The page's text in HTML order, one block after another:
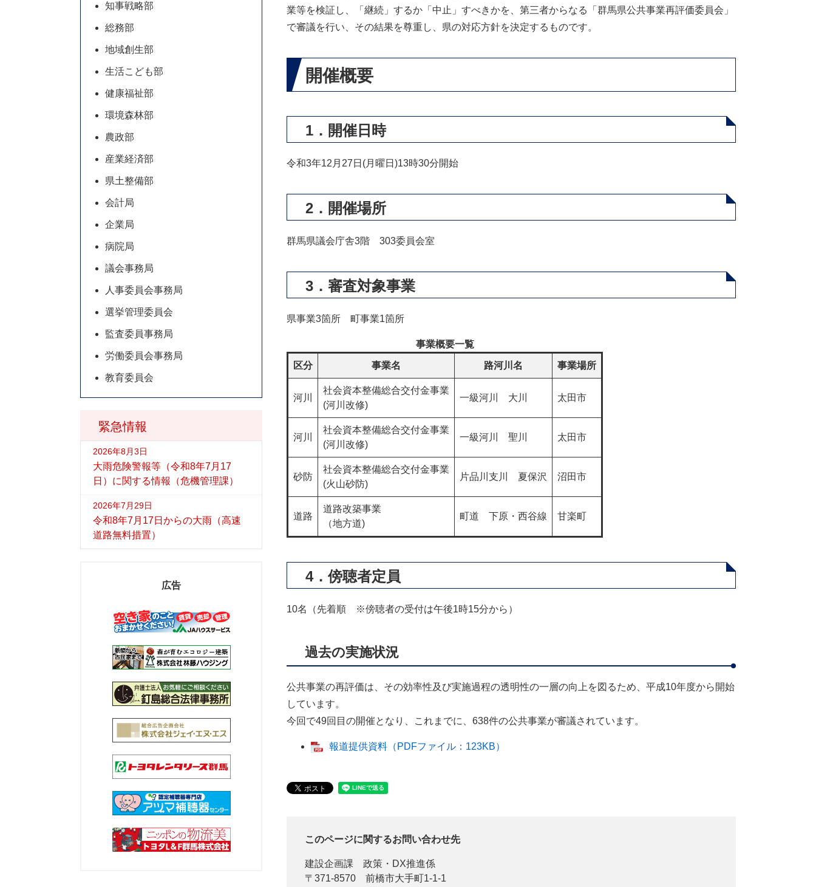
業等を検証し、「継続」するか「中止」すべきかを、第三者からなる「群馬県公共事業再評価委員会」
で審議を行い、その結果を尊重し、県の対応方針を決定するものです。
開催概要
1．開催日時
令和3年12月27日(月曜日)13時30分開始
2．開催場所
群馬県議会庁舎3階 303委員会室
3．審査対象事業
県事業3箇所 町事業1箇所
事業概要一覧
区分 事業名 路河川名 事業場所
河川
社会資本整備総合交付金事業
(河川改修)
一級河川 大川 太田市
河川
社会資本整備総合交付金事業
(河川改修)
一級河川 聖川 太田市
砂防
社会資本整備総合交付金事業
(火山砂防)
片品川支川 夏保沢 沼田市
道路
道路改築事業
（地方道)
町道 下原・西谷線 甘楽町
4．傍聴者定員
10名（先着順 ※傍聴者の受付は午後1時15分から）
過去の実施状況
公共事業の再評価は、その効率性及び実施過程の透明性の一層の向上を図るため、平成10年度から開始
しています。
今回で49回目の開催となり、これまでに、638件の公共事業が審議されています。
報道提供資料（PDFファイル：123KB）
このページに関するお問い合わせ先
建設企画課
政策・DX推進係
〒371-8570
前橋市大手町1-1-1
緊急情報
2026年8月3日
大雨危険警報等（令和8年7月17
日）に関する情報（危機管理課）
2026年7月29日
令和8年7月17日からの大雨（高速
道路無料措置）
知事戦略部
総務部
地域創生部
生活こども部
健康福祉部
環境森林部
農政部
産業経済部
県土整備部
会計局
企業局
病院局
議会事務局
人事委員会事務局
選挙管理委員会
監査委員事務局
労働委員会事務局
教育委員会
広告